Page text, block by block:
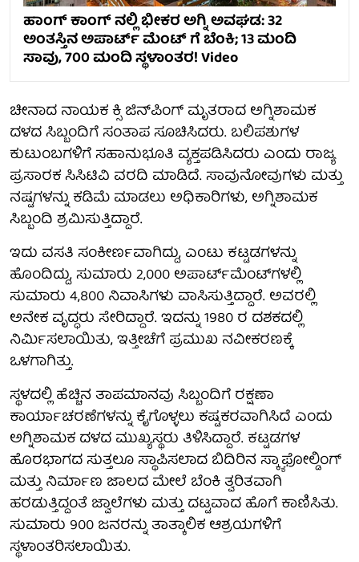
ಹಾಂಗ್ ಕಾಂಗ್ ನಲ್ಲಿ ಭೀಕರ ಅಗ್ನಿ ಅವಘಡ: 32
ಅಂತಸ್ತಿನ ಅಪಾರ್ಟ್ ಮೆಂಟ್ ಗೆ ಬೆಂಕಿ; 13 ಮಂದಿ
ಸಾವು, 700 ಮಂದಿ ಸ್ಥಳಾಂತರ! Video
ಚೀನಾದ ನಾಯಕ ಕ್ಸಿ ಜಿನ್‌ಪಿಂಗ್ ಮೃತರಾದ ಅಗ್ನಿಶಾಮಕ
ದಳದ ಸಿಬ್ಬಂದಿಗೆ ಸಂತಾಪ ಸೂಚಿಸಿದರು. ಬಲಿಪಶುಗಳ
ಕುಟುಂಬಗಳಿಗೆ ಸಹಾನುಭೂತಿ ವ್ಯಕ್ತಪಡಿಸಿದರು ಎಂದು ರಾಜ್ಯ
ಪ್ರಸಾರಕ ಸಿಸಿಟಿವಿ ವರದಿ ಮಾಡಿದೆ. ಸಾವುನೋವುಗಳು ಮತ್ತು
ನಷ್ಟಗಳನ್ನು ಕಡಿಮೆ ಮಾಡಲು ಅಧಿಕಾರಿಗಳು, ಅಗ್ನಿಶಾಮಕ
ಸಿಬ್ಬಂದಿ ಶ್ರಮಿಸುತ್ತಿದ್ದಾರೆ.
ಇದು ವಸತಿ ಸಂಕೀರ್ಣವಾಗಿದ್ದು, ಎಂಟು ಕಟ್ಟಡಗಳನ್ನು
ಹೊಂದಿದ್ದು, ಸುಮಾರು 2,000 ಅಪಾರ್ಟ್‌ಮೆಂಟ್‌ಗಳಲ್ಲಿ
ಸುಮಾರು 4,800 ನಿವಾಸಿಗಳು ವಾಸಿಸುತ್ತಿದ್ದಾರೆ. ಅವರಲ್ಲಿ
ಅನೇಕ ವೃದ್ಧರು ಸೇರಿದ್ದಾರೆ. ಇದನ್ನು 1980 ರ ದಶಕದಲ್ಲಿ
ನಿರ್ಮಿಸಲಾಯಿತು, ಇತ್ತೀಚೆಗೆ ಪ್ರಮುಖ ನವೀಕರಣಕ್ಕೆ
ಒಳಗಾಗಿತ್ತು.
ಸ್ಥಳದಲ್ಲಿ ಹೆಚ್ಚಿನ ತಾಪಮಾನವು ಸಿಬ್ಬಂದಿಗೆ ರಕ್ಷಣಾ
ಕಾರ್ಯಾಚರಣೆಗಳನ್ನು ಕೈಗೊಳ್ಳಲು ಕಷ್ಟಕರವಾಗಿಸಿದೆ ಎಂದು
ಅಗ್ನಿಶಾಮಕ ದಳದ ಮುಖ್ಯಸ್ಥರು ತಿಳಿಸಿದ್ದಾರೆ. ಕಟ್ಟಡಗಳ
ಹೊರಭಾಗದ ಸುತ್ತಲೂ ಸ್ಥಾಪಿಸಲಾದ ಬಿದಿರಿನ ಸ್ಕ್ಯಾಫೋಲ್ಡಿಂಗ್
ಮತ್ತು ನಿರ್ಮಾಣ ಜಾಲದ ಮೇಲೆ ಬೆಂಕಿ ತ್ವರಿತವಾಗಿ
ಹರಡುತ್ತಿದ್ದಂತೆ ಜ್ವಾಲೆಗಳು ಮತ್ತು ದಟ್ಟವಾದ ಹೊಗೆ ಕಾಣಿಸಿತು.
ಸುಮಾರು 900 ಜನರನ್ನು ತಾತ್ಕಾಲಿಕ ಆಶ್ರಯಗಳಿಗೆ
ಸ್ಥಳಾಂತರಿಸಲಾಯಿತು.